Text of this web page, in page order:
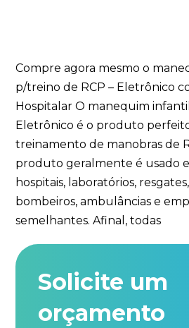
Compre agora mesmo o
p/treino de RCP – Eletrônico
Hospitalar O manequim
Eletrônico é o produto
treinamento de manobras de
produto geralmente é usado
hospitais, laboratórios,
bombeiros, ambulâncias e
semelhantes. Afinal, todas
Solicite um
orçamento